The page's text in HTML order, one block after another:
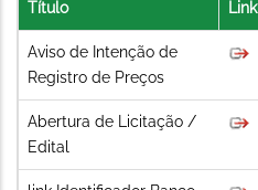
Título Link
Aviso de Intenção de
Registro de Preços
Abertura de Licitação /
Edital